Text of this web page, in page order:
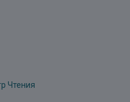
Чтения